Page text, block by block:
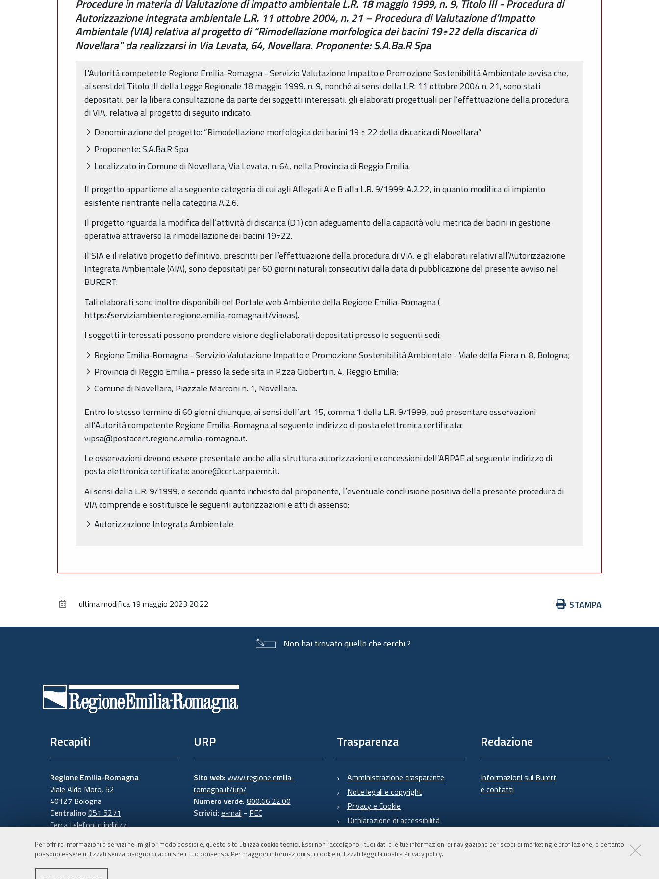
Per offrire informazioni e servizi nel miglior modo possibile, questo sito utilizzacookie tecnici. Essi non raccolgono i tuoi dati e le tue informazioni di navigazione per scopi di marketing e profilazione, e pertanto
possono essere utilizzati senza bisogno di acquisire il tuo consenso. Per maggiori informazioni sui cookie utilizzati leggi la nostra Privacy policy.
Procedure in materia di Valutazione di impatto ambientale L.R. 18 maggio 1999, n. 9, Titolo III - Procedura di
Autorizzazione integrata ambientale L.R. 11 ottobre 2004, n. 21 – Procedura di Valutazione d’Impatto
Ambientale (VIA) relativa al progetto di “Rimodellazione morfologica dei bacini 19÷22 della discarica di
Novellara” da realizzarsi in Via Levata, 64, Novellara. Proponente: S.A.Ba.R Spa
L'Autorità competente Regione Emilia-Romagna - Servizio Valutazione Impatto e Promozione Sostenibilità Ambientale avvisa che,
ai sensi del Titolo III della Legge Regionale 18 maggio 1999, n. 9, nonché ai sensi della L.R: 11 ottobre 2004 n. 21, sono stati
depositati, per la libera consultazione da parte dei soggetti interessati, gli elaborati progettuali per l’effettuazione della procedura
di VIA, relativa al progetto di seguito indicato.
Denominazione del progetto: “Rimodellazione morfologica dei bacini 19 ÷ 22 della discarica di Novellara”
Proponente: S.A.Ba.R Spa
Localizzato in Comune di Novellara, Via Levata, n. 64, nella Provincia di Reggio Emilia.
Il progetto appartiene alla seguente categoria di cui agli Allegati A e B alla L.R. 9/1999: A.2.22, in quanto modifica di impianto
esistente rientrante nella categoria A.2.6.
Il progetto riguarda la modifica dell’attività di discarica (D1) con adeguamento della capacità volu metrica dei bacini in gestione
operativa attraverso la rimodellazione dei bacini 19÷22.
Il SIA e il relativo progetto definitivo, prescritti per l’effettuazione della procedura di VIA, e gli elaborati relativi all’Autorizzazione
Integrata Ambientale (AIA), sono depositati per 60 giorni naturali consecutivi dalla data di pubblicazione del presente avviso nel
BURERT.
Tali elaborati sono inoltre disponibili nel Portale web Ambiente della Regione Emilia-Romagna (
https://serviziambiente.regione.emilia-romagna.it/viavas).
I soggetti interessati possono prendere visione degli elaborati depositati presso le seguenti sedi:
Regione Emilia-Romagna - Servizio Valutazione Impatto e Promozione Sostenibilità Ambientale - Viale della Fiera n. 8, Bologna;
Provincia di Reggio Emilia - presso la sede sita in P.zza Gioberti n. 4, Reggio Emilia;
Comune di Novellara, Piazzale Marconi n. 1, Novellara.
Entro lo stesso termine di 60 giorni chiunque, ai sensi dell’art. 15, comma 1 della L.R. 9/1999, può presentare osservazioni
all’Autorità competente Regione Emilia-Romagna al seguente indirizzo di posta elettronica certificata:
vipsa@postacert.regione.emilia-romagna.it.
Le osservazioni devono essere presentate anche alla struttura autorizzazioni e concessioni dell’ARPAE al seguente indirizzo di
posta elettronica certificata: aoore@cert.arpa.emr.it.
Ai sensi della L.R. 9/1999, e secondo quanto richiesto dal proponente, l’eventuale conclusione positiva della presente procedura di
VIA comprende e sostituisce le seguenti autorizzazioni e atti di assenso:
Autorizzazione Integrata Ambientale
Azioni
documento
STAMPA
ultima modifica 19 maggio 2023 20:22
Non hai trovato quello che cerchi ?
Recapiti
Regione Emilia-Romagna
Viale Aldo Moro, 52
40127 Bologna
Centralino 051 5271
Cerca telefoni o indirizzi
URP
Sito web: www.regione.emilia-
romagna.it/urp/
Numero verde: 800.66.22.00
Scrivici: e-mail - PEC
Trasparenza
Amministrazione trasparente
Note legali e copyright
Privacy e Cookie
Dichiarazione di accessibilità
Redazione
Informazioni sul Burert
e contatti